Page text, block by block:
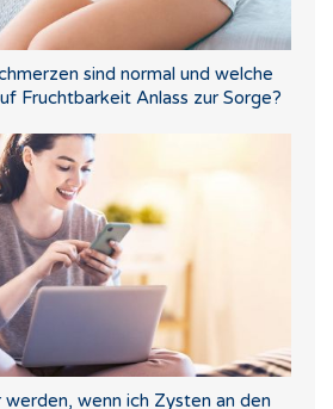
sind normal und welche
Fruchtbarkeit Anlass zur Sorge?
werden, wenn ich Zysten an den